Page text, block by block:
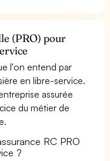
(PRO) pour
l'on entend par
en libre-service.
assurée
du métier de
RC PRO
?